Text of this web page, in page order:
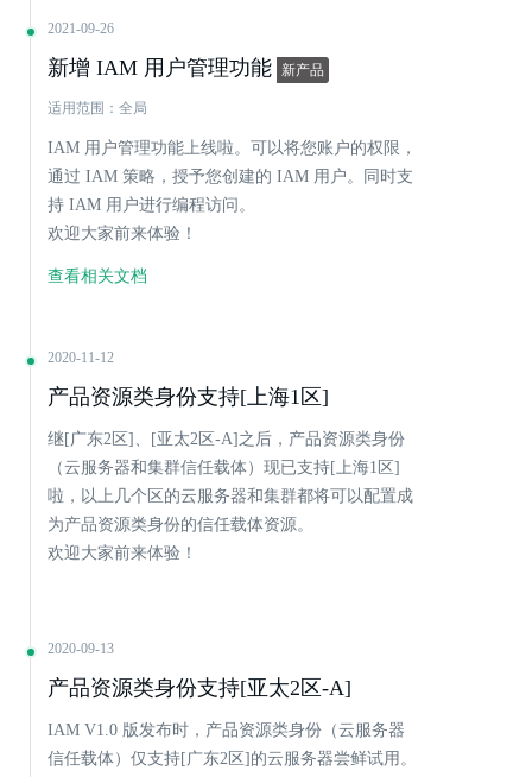
2021-09-26
新增 IAM 用户管理功能 新产品
适用范围：全局
IAM 用户管理功能上线啦。可以将您账户的权限，
通过 IAM 策略，授予您创建的 IAM 用户。同时支
持 IAM 用户进行编程访问。
欢迎大家前来体验！
查看相关文档
2020-11-12
产品资源类身份支持[上海1区]
继[广东2区]、[亚太2区-A]之后，产品资源类身份
（云服务器和集群信任载体）现已支持[上海1区]
啦，以上几个区的云服务器和集群都将可以配置成
为产品资源类身份的信任载体资源。
欢迎大家前来体验！
2020-09-13
产品资源类身份支持[亚太2区-A]
IAM V1.0 版发布时，产品资源类身份（云服务器
信任载体）仅支持[广东2区]的云服务器尝鲜试用。